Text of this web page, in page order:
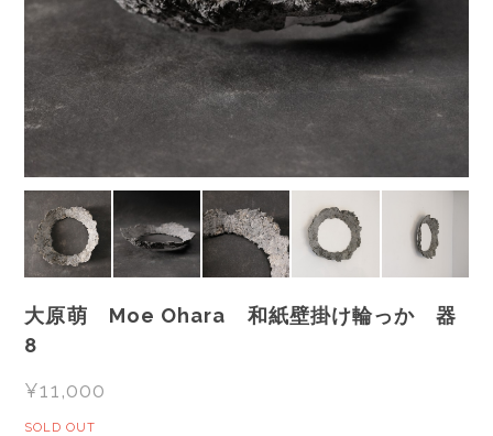
大原萌 Moe Ohara 和紙壁掛け輪っか 器
8
¥11,000
SOLD OUT